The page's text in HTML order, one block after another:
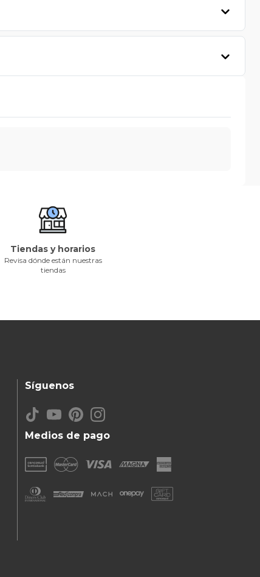
Tiendas y horarios
Revisa dónde están nuestras
tiendas
Medios de pago
Síguenos